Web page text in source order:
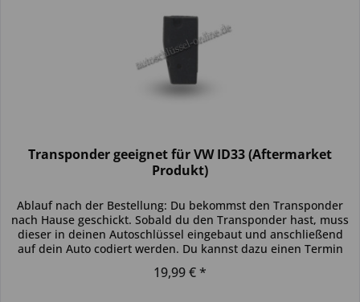
Transponder geeignet für VW ID33 (Aftermarket
Produkt)
Ablauf nach der Bestellung: Du bekommst den Transponder
nach Hause geschickt. Sobald du den Transponder hast, muss
dieser in deinen Autoschlüssel eingebaut und anschließend
auf dein Auto codiert werden. Du kannst dazu einen Termin
19,99 € *